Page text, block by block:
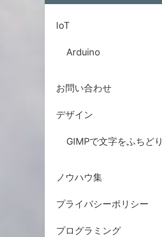
IoT
Arduino
お問い合わせ
デザイン
GIMPで文字をふちどり
ノウハウ集
プライバシーポリシー
プログラミング